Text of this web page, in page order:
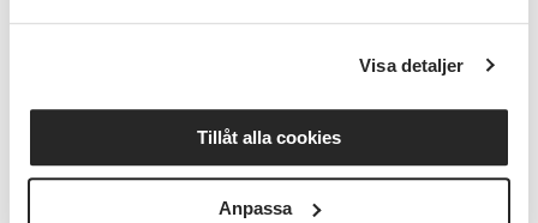
Visa detaljer
Tillåt alla cookies
Anpassa
Anneth Wrahme med mångårig erfarenhet av att
leda grupper och utbildad bl.a. i Kina.